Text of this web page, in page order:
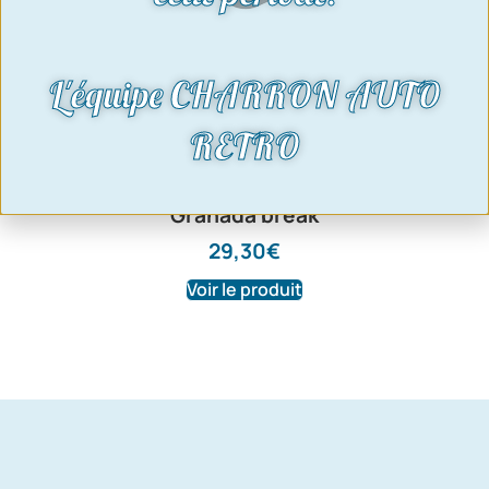
Granada break
29,30€
Voir le produit
L'équipe CHARRON AUTO
RETRO